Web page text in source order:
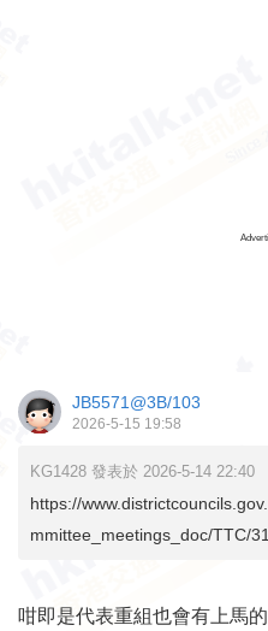
JB5571@3B/103
2026-5-15 19:58
KG1428 發表於 2026-5-14 22:40
https://
mmittee_meetings_doc/TTC/
咁即是代表重組也會有上馬